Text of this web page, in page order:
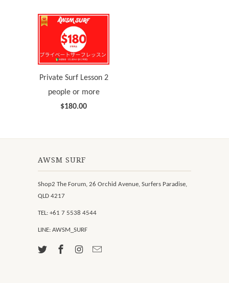
Private Surf Lesson 2
people or more
$180.00
AWSM SURF
Shop2 The Forum, 26 Orchid Avenue, Surfers Paradise,
QLD 4217
TEL: +61 7 5538 4544
LINE: AWSM_SURF